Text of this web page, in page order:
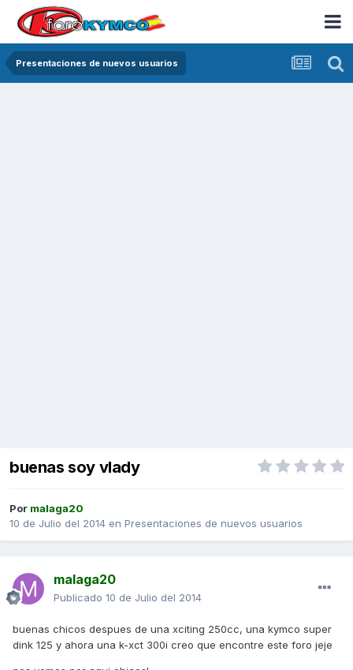
Presentaciones de nuevos usuarios
buenas soy vlady
Por malaga20
10 de Julio del 2014 en Presentaciones de nuevos usuarios
malaga20
Publicado 10 de Julio del 2014
buenas chicos despues de una xciting 250cc, una kymco super
dink 125 y ahora una k-xct 300i creo que encontre este foro jeje